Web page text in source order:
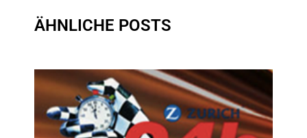
ÄHNLICHE POSTS